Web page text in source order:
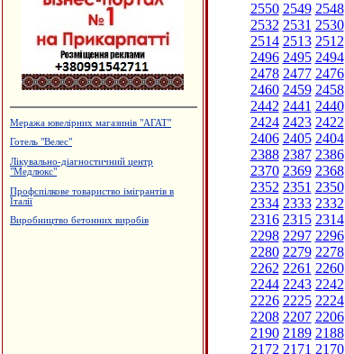
Меража ювелірних магазинів "АГАТ"
Готель "Велес"
Лікувально-діагностичний центр
"Медлюкс"
Профспілкове товариство імігрантів в
Італії
Виробництво бетонних виробів
2550 2549 2548
2532 2531 2530
2514 2513 2512
2496 2495 2494
2478 2477 2476
2460 2459 2458
2442 2441 2440
2424 2423 2422
2406 2405 2404
2388 2387 2386
2370 2369 2368
2352 2351 2350
2334 2333 2332
2316 2315 2314
2298 2297 2296
2280 2279 2278
2262 2261 2260
2244 2243 2242
2226 2225 2224
2208 2207 2206
2190 2189 2188
2172 2171 2170